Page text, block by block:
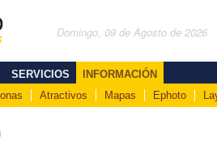
Domingo, 09 de Agosto de 2026
SERVICIOS
INFORMACIÓN
Atractivos Mapas Ephoto